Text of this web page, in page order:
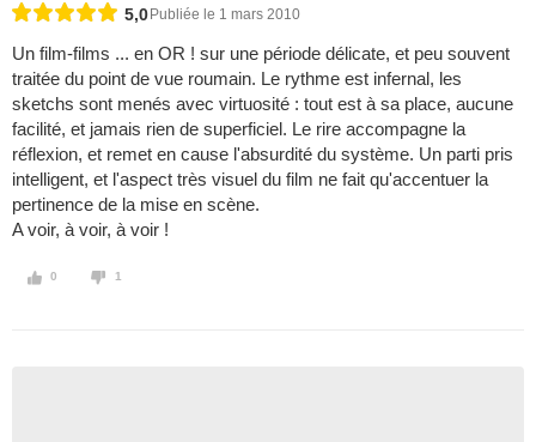
5,0 Publiée le 1 mars 2010
Un film-films ... en OR ! sur une période délicate, et peu souvent
traitée du point de vue roumain. Le rythme est infernal, les
sketchs sont menés avec virtuosité : tout est à sa place, aucune
facilité, et jamais rien de superficiel. Le rire accompagne la
réflexion, et remet en cause l'absurdité du système. Un parti pris
intelligent, et l'aspect très visuel du film ne fait qu'accentuer la
pertinence de la mise en scène.
A voir, à voir, à voir !
0 1